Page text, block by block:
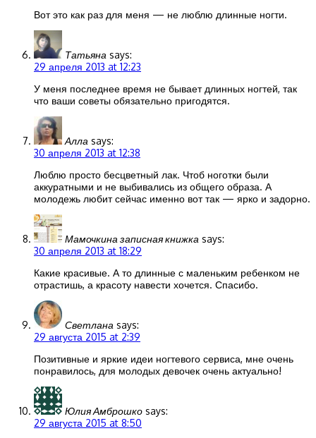
Вот это как раз для меня — не люблю длинные ногти.
Татьяна says:
29 апреля 2013 at 12:23
У меня последнее время не бывает длинных ногтей, так
что ваши советы обязательно пригодятся.
Алла says:
30 апреля 2013 at 12:38
Люблю просто бесцветный лак. Чтоб ноготки были
аккуратными и не выбивались из общего образа. А
молодежь любит сейчас именно вот так — ярко и задорно.
Мамочкина записная книжка says:
30 апреля 2013 at 18:29
Какие красивые. А то длинные с маленьким ребенком не
отрастишь, а красоту навести хочется. Спасибо.
Светлана says:
29 августа 2015 at 2:39
Позитивные и яркие идеи ногтевого сервиса, мне очень
понравилось, для молодых девочек очень актуально!
Юлия Амброшко says:
29 августа 2015 at 8:50